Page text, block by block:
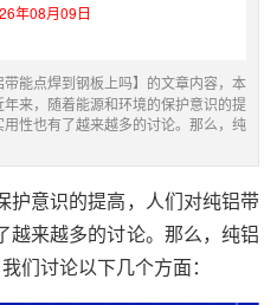
年08月09日
能点焊到钢板上吗】的文章内容，本
来，随着能源和环境的保护意识的提
性也有了越来越多的讨论。那么，纯
护意识的提高，人们对纯铝带
越来越多的讨论。那么，纯铝
们讨论以下几个方面：